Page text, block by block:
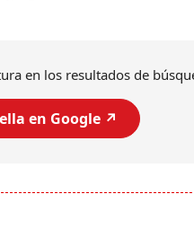
en los resultados de
en Google ↗️
Entre recuerdos y